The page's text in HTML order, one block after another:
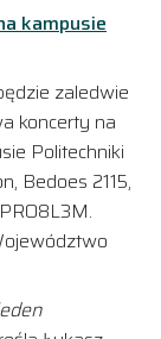
kampusie
zaledwie
koncerty na
Politechniki
Bedoes 2115,
eden